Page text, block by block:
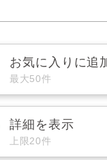
お気に入りに追
最大50件
詳細を表示
上限20件